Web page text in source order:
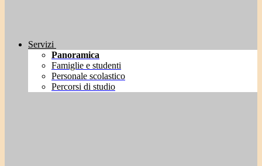
Servizi
Panoramica
Famiglie e studenti
Personale scolastico
Percorsi di studio